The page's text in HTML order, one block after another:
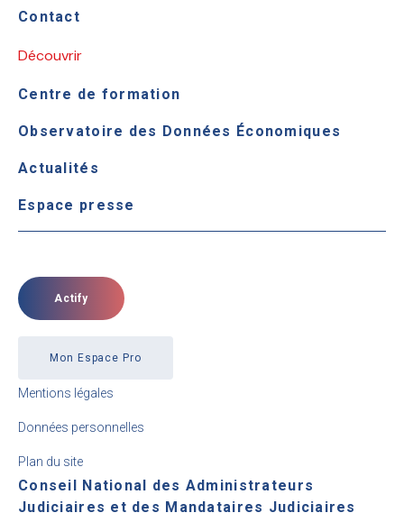
Contact
Découvrir
Centre de formation
Observatoire des Données Économiques
Actualités
Espace presse
Actify
Mon Espace Pro
Mentions légales
Données personnelles
Plan du site
Conseil National des Administrateurs
Judiciaires et des Mandataires Judiciaires